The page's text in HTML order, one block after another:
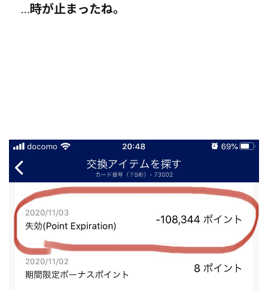
…時が止まったね。